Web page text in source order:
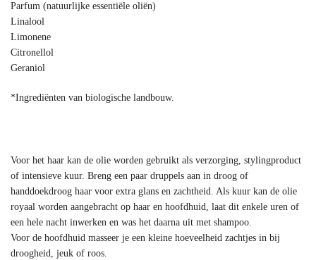
Parfum (natuurlijke essentiële oliën)
Linalool
Limonene
Citronellol
Geraniol
*Ingrediënten van biologische landbouw.
Voor het haar kan de olie worden gebruikt als verzorging, stylingproduct
of intensieve kuur. Breng een paar druppels aan in droog of
handdoekdroog haar voor extra glans en zachtheid. Als kuur kan de olie
royaal worden aangebracht op haar en hoofdhuid, laat dit enkele uren of
een hele nacht inwerken en was het daarna uit met shampoo.
Voor de hoofdhuid masseer je een kleine hoeveelheid zachtjes in bij
droogheid, jeuk of roos.